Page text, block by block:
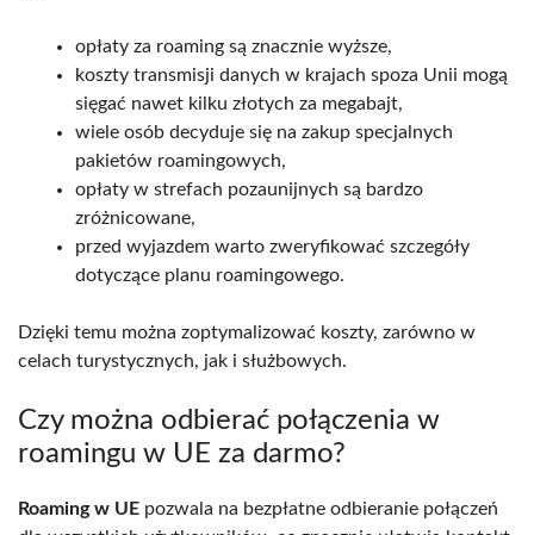
opłaty za roaming są znacznie wyższe,
koszty transmisji danych w krajach spoza Unii mogą
sięgać nawet kilku złotych za megabajt,
wiele osób decyduje się na zakup specjalnych
pakietów roamingowych,
opłaty w strefach pozaunijnych są bardzo
zróżnicowane,
przed wyjazdem warto zweryfikować szczegóły
dotyczące planu roamingowego.
Dzięki temu można zoptymalizować koszty, zarówno w
celach turystycznych, jak i służbowych.
Czy można odbierać połączenia w
roamingu w UE za darmo?
Roaming w UE pozwala na bezpłatne odbieranie połączeń